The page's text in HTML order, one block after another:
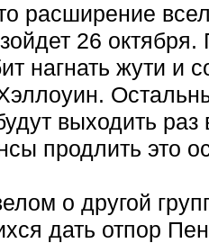
расширение
26
нагнать жути и
выходить
продлить это
о другой
дать отпор